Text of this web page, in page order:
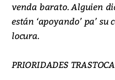
venda barato. Alguien
están ‘apoyando’ pa’
locura.
PRIORIDADES